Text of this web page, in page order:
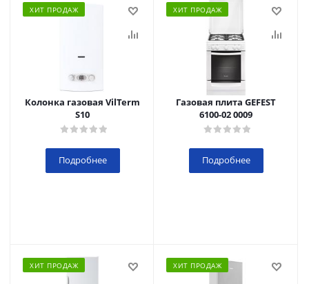
ХИТ ПРОДАЖ
Колонка газовая VilTerm
S10
Подробнее
ХИТ ПРОДАЖ
Газовая плита GEFEST
6100-02 0009
Подробнее
ХИТ ПРОДАЖ ХИТ ПРОДАЖ